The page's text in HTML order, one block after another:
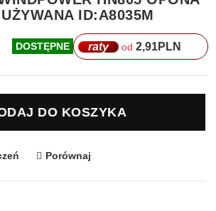
ID:A8035M
DOSTĘPNE raty od 2,91PLN
DO KOSZYKA
Porównaj